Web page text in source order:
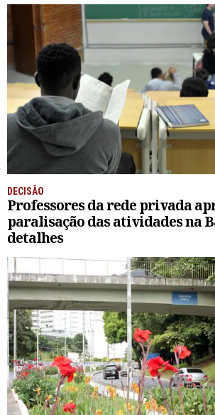
DECISÃO
Professores da rede privada
paralisação das atividades na
detalhes